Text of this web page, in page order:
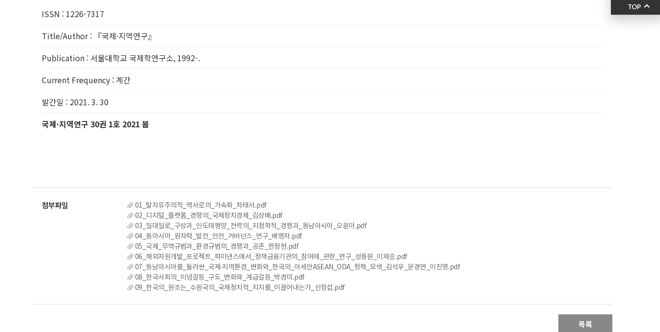
ISSN : 1226-7317
Title/Author: 『국제·지역연구』
Publication : 서울대학교 국제학연구소, 1992-.
Current Frequency :계간
발간일 : 2021. 3. 30
국제·지역연구 30권 1호 2021 봄
01_탈자유주의적_역사로의_가속화_차태서.pdf
02_디지털_플랫폼_경쟁의_국제정치경제_김상배.pdf
03_일대일로_구상과_인도태평양_전략의_지정학적_경쟁과_동남아시아_오윤아.pdf
04_동아시아_원자력_발전_안전_거버넌스_연구_배영자.pdf
05_국제_무역규범과_환경규범의_경쟁과_공존_한정현.pdf
06_해외자원개발_프로젝트_파이낸스에서_정책금융기관의_참여에_관한_연구_성동원_이재승.pdf
07_동남아시아를_둘러싼_국제·지역환경_변화와_한국의_아세안ASEAN_ODA_정책_모색_김석우_문경연_이진영.pdf
08_한국사회의_이념갈등_구도_변화와_계급갈등_박경미.pdf
09_한국의_원조는_수원국의_국제정치적_지지를_이끌어내는가_신정섭.pdf
목록
TOP